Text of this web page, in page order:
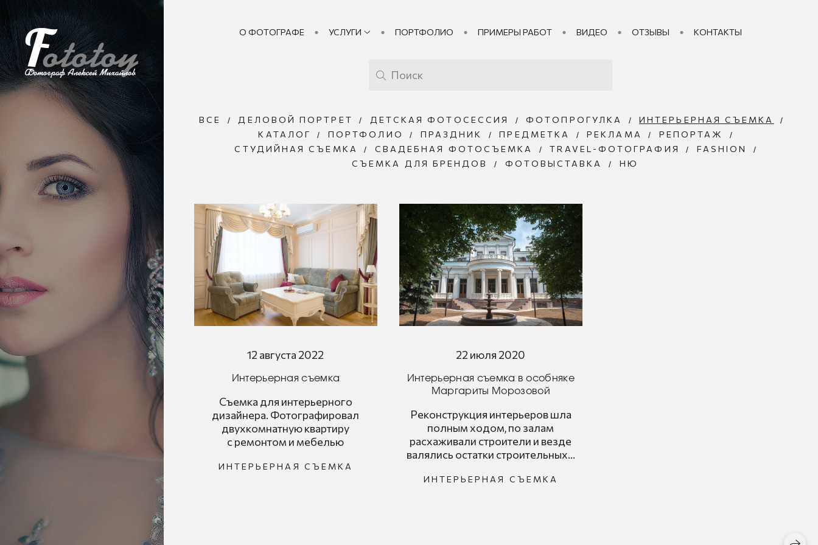
О ФОТОГРАФЕ УСЛУГИ ПОРТФОЛИО ПРИМЕРЫ РАБОТ ВИДЕО ОТЗЫВЫ КОНТАКТЫ
ВСЕ ДЕЛОВОЙ ПОРТРЕТ ДЕТСКАЯ ФОТОСЕССИЯ ФОТОПРОГУЛКА
ИНТЕРЬЕРНАЯ СЪЕМКА
КАТАЛОГ
ПОРТФОЛИО ПРАЗДНИК ПРЕДМЕТКА РЕКЛАМА
РЕПОРТАЖ
СТУДИЙНАЯ СЪЕМКА
СВАДЕБНАЯ ФОТОСЪЕМКА TRAVEL-ФОТОГРАФИЯ
FASHION
СЪЕМКА ДЛЯ БРЕНДОВ
ФОТОВЫСТАВКА НЮ
12 августа 2022
Интерьерная съемка
Съемка для интерьерного
дизайнера. Фотографировал
двухкомнатную квартиру
с ремонтом и мебелью
ИНТЕРЬЕРНАЯ СЪЕМКА
22 июля 2020
Интерьерная съемка в особняке
Маргариты Морозовой
Реконструкция интерьеров шла
полным ходом, по залам
расхаживали строители и везде
валялись остатки строительных...
ИНТЕРЬЕРНАЯ СЪЕМКА